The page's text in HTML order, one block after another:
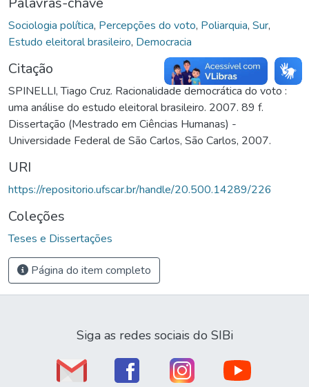
Sociologia política, Percepções do voto, Poliarquia, Sur,
Estudo eleitoral brasileiro, Democracia
Citação
SPINELLI, Tiago Cruz. Racionalidade democrática do voto :
uma análise do estudo eleitoral brasileiro. 2007. 89 f.
Dissertação (Mestrado em Ciências Humanas) -
Universidade Federal de São Carlos, São Carlos, 2007.
URI
https://repositorio.ufscar.br/handle/20.500.14289/226
Coleções
Teses e Dissertações
Página do item completo
Siga as redes sociais do SIBi